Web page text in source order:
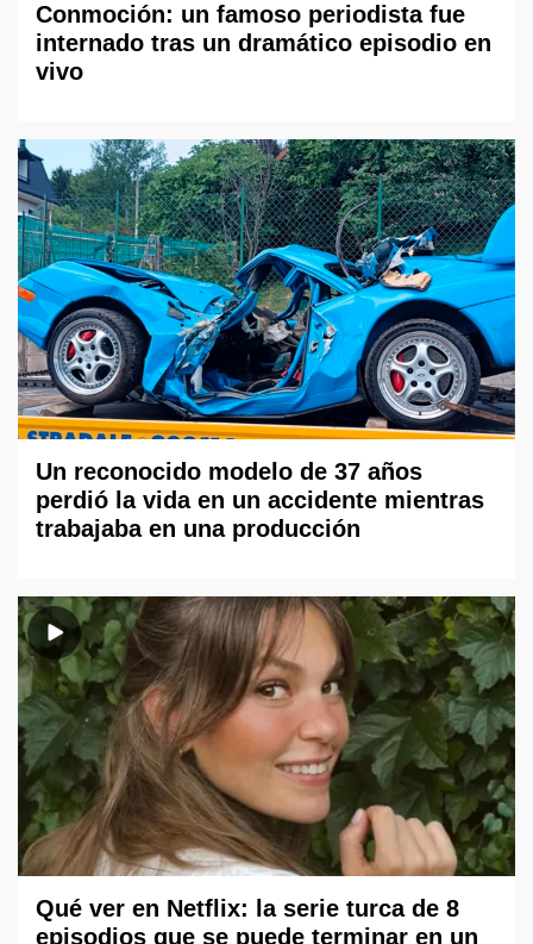
Conmoción: un famoso periodista fue
internado tras un dramático episodio en
vivo
Un reconocido modelo de 37 años
perdió la vida en un accidente mientras
trabajaba en una producción
Qué ver en Netflix: la serie turca de 8
episodios que se puede terminar en un